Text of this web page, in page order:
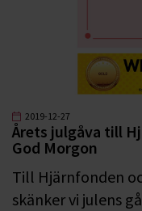
2019-12-27
Årets julgåva till
God Morgon
Till Hjärnfonden
skänker vi julens